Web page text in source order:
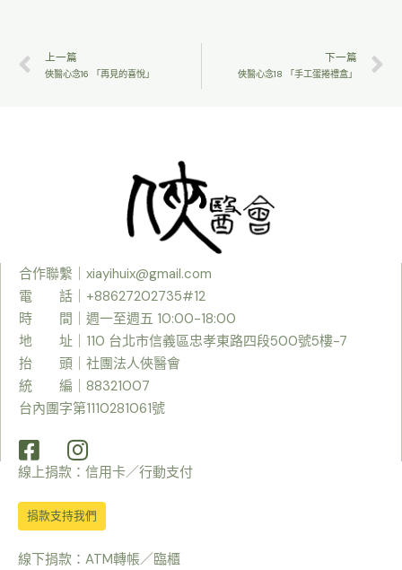
上一篇
俠醫心念16 「再見的喜悅」
下一篇
俠醫心念18 「手工蛋捲禮盒」
合作聯繫｜ xiayihuix@gmail.com
電 話｜+88627202735#12
時
間｜週一至週五 10:00-18:00
地 址｜110 台北市信義區忠孝東路四段500號5樓-7
抬 頭｜社團法人俠醫會
統 編｜88321007
台內團字第1110281061號
線上捐款：信用卡／行動支付
捐款支持我們
線下捐款：ATM轉帳／臨櫃